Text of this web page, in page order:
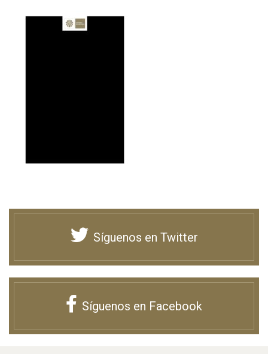
Síguenos en Twitter
Síguenos en Facebook